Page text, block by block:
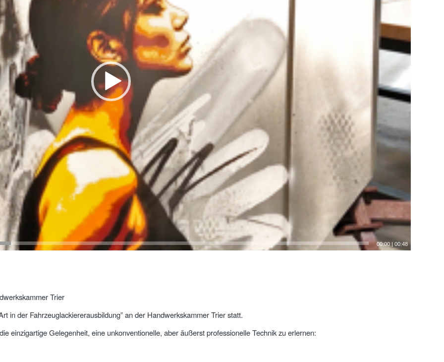
00:00 | 00:48
Trier
in der Fahrzeuglackiererausbildung” an der Handwerkskammer Trier statt.
einzigartige Gelegenheit, eine unkonventionelle, aber äußerst professionelle Technik zu erlernen: